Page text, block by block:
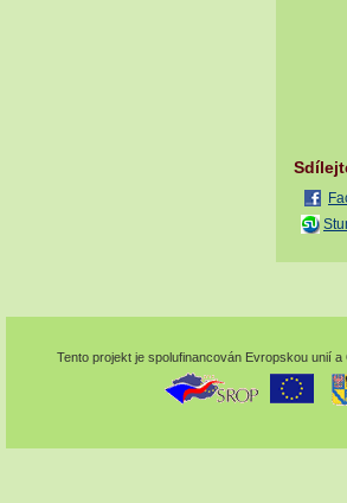
Tento projekt je spolufinancován Evropskou unií